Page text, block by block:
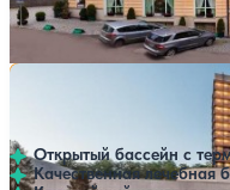
Профилей лечения:3
Санаторий Thermal
Открытый бассейн с
Качественная лечебная
Нет цен или